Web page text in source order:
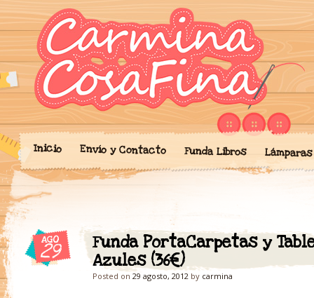
'Cosicas' de
Blog donde expongo mis
portalibros, mochilas,
cariño.
Inicio Envío y Contacto Funda Libros Lámparas
AGO
29
Funda PortaCarpetas y
Azules (36€)
Posted on 29 agosto, 2012 by carmina